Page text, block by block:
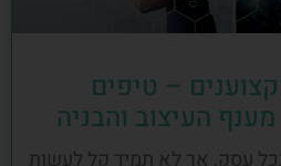
– טיפים
העיצוב והבניה